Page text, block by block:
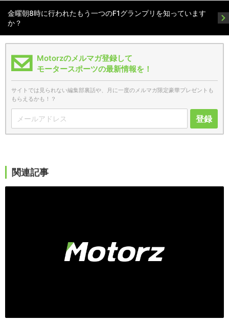
金曜朝8時に行われたもう一つのF1グランプリを知っています
か？
Motorzのメルマガ登録して
モータースポーツの最新情報を！
サイトでは見られない編集部裏話や、月に一度のメルマガ限定豪華プレゼントも
もらえるかも！？
登録
関連記事